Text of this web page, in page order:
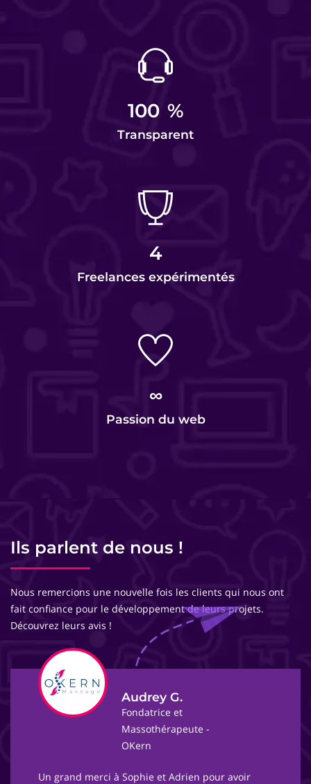
100 %
Transparent
4
Freelances expérimentés
∞
Passion du web
Ils parlent de nous !
Nous remercions une nouvelle fois les clients qui nous ont
fait confiance pour le développement de leurs projets.
Découvrez leurs avis !
Audrey G.
Fondatrice et
Massothérapeute -
OKern
Un grand merci à Sophie et Adrien pour avoir